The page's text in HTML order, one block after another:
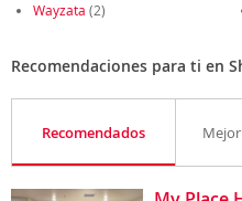
Wayzata (2)
Recomendaciones para ti en
Recomendados